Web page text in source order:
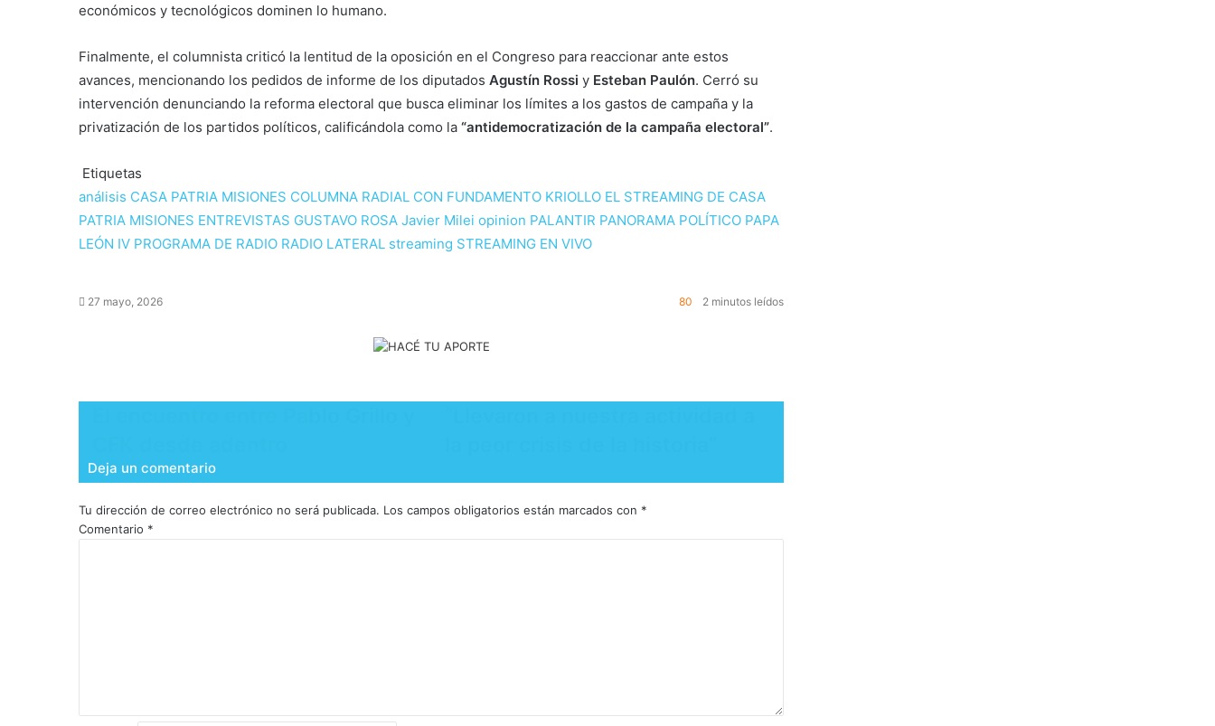
económicos y tecnológicos dominen lo humano.
Finalmente, el columnista criticó la lentitud de la oposición en el Congreso para reaccionar ante estos
avances, mencionando los pedidos de informe de los diputados Agustín Rossi y Esteban Paulón. Cerró su
intervención denunciando la reforma electoral que busca eliminar los límites a los gastos de campaña y la
privatización de los partidos políticos, calificándola como la “antidemocratización de la campaña electoral”.
Etiquetas
análisis CASA PATRIA MISIONES COLUMNA RADIAL CON FUNDAMENTO KRIOLLO EL STREAMING DE CASA
PATRIA MISIONES ENTREVISTAS GUSTAVO ROSA Javier Milei opinion PALANTIR PANORAMA POLÍTICO PAPA
LEÓN IV PROGRAMA DE RADIO RADIO LATERAL streaming STREAMING EN VIVO
27 mayo, 2026 80 2 minutos leídos
Deja un comentario
Tu dirección de correo electrónico no será publicada. Los campos obligatorios están marcados con *
Comentario *